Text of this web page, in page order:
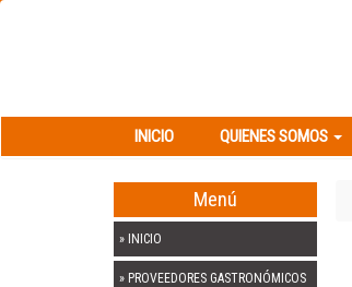
INICIO QUIENES SOMOS
Menú
» INICIO
» PROVEEDORES GASTRONÓMICOS